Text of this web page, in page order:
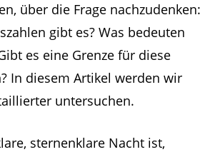
über die Frage nachzudenken:
gibt es? Was bedeuten
es eine Grenze für diese
In diesem Artikel werden wir
untersuchen.
sternenklare Nacht ist,